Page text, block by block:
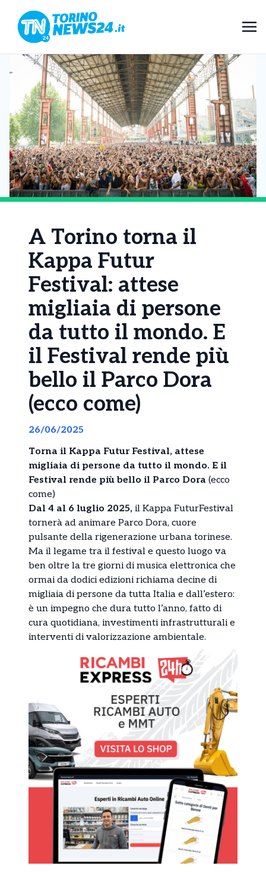
A Torino torna il
Kappa Futur
Festival: attese
migliaia di persone
da tutto il mondo. E
il Festival rende più
bello il Parco Dora
(ecco come)
26/06/2025
Torna il Kappa Futur Festival, attese
migliaia di persone da tutto il mondo. E il
Festival rende più bello il Parco Dora (ecco
come)
Dal 4 al 6 luglio 2025, il Kappa FuturFestival
tornerà ad animare Parco Dora, cuore
pulsante della rigenerazione urbana torinese.
Ma il legame tra il festival e questo luogo va
ben oltre la tre giorni di musica elettronica che
ormai da dodici edizioni richiama decine di
migliaia di persone da tutta Italia e dall’estero:
è un impegno che dura tutto l’anno, fatto di
cura quotidiana, investimenti infrastrutturali e
interventi di valorizzazione ambientale.